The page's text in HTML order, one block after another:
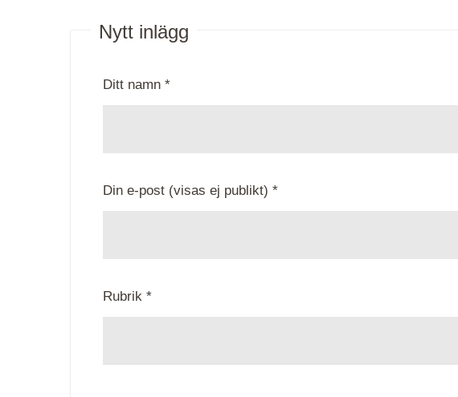
Nytt inlägg
Ditt namn *
Din e-post (visas ej publikt) *
Rubrik *